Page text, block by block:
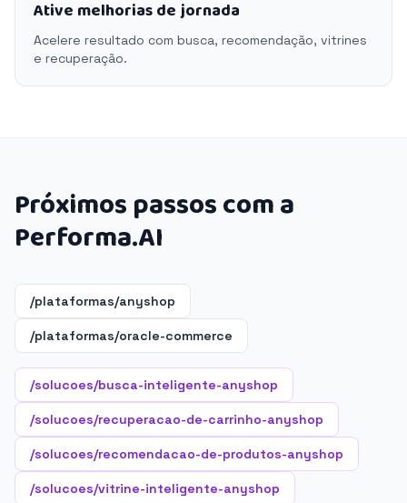
Ative melhorias de jornada
Acelere resultado com busca, recomendação, vitrines
e recuperação.
Próximos passos com a
Performa.AI
/plataformas/anyshop
/plataformas/oracle-commerce
/solucoes/busca-inteligente-anyshop
/solucoes/recuperacao-de-carrinho-anyshop
/solucoes/recomendacao-de-produtos-anyshop
/solucoes/vitrine-inteligente-anyshop